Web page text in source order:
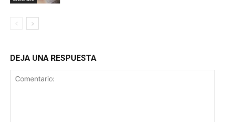
DEJA UNA RESPUESTA